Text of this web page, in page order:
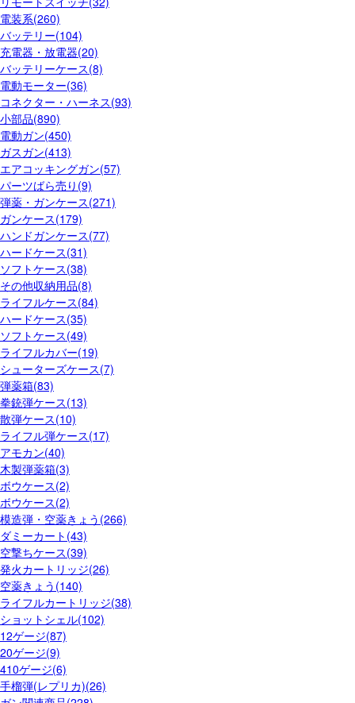
電装系(260)
バッテリー(104)
充電器・放電器(20)
バッテリーケース(8)
電動モーター(36)
コネクター・ハーネス(93)
小部品(890)
電動ガン(450)
ガスガン(413)
エアコッキングガン(57)
パーツばら売り(9)
弾薬・ガンケース(271)
ガンケース(179)
ハンドガンケース(77)
ハードケース(31)
ソフトケース(38)
その他収納用品(8)
ライフルケース(84)
ハードケース(35)
ソフトケース(49)
ライフルカバー(19)
シューターズケース(7)
弾薬箱(83)
拳銃弾ケース(13)
散弾ケース(10)
ライフル弾ケース(17)
アモカン(40)
木製弾薬箱(3)
ボウケース(2)
ボウケース(2)
模造弾・空薬きょう(266)
ダミーカート(43)
空撃ちケース(39)
発火カートリッジ(26)
空薬きょう(140)
ライフルカートリッジ(38)
ショットシェル(102)
12ゲージ(87)
20ゲージ(9)
410ゲージ(6)
手榴弾(レプリカ)(26)